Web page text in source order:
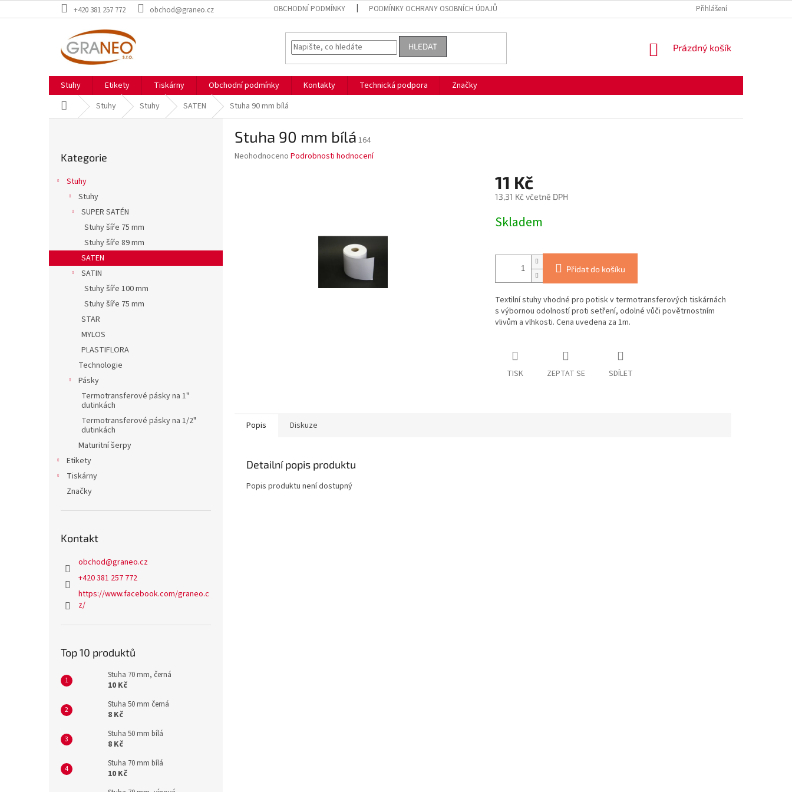
na
+420 381 257 772 obchod@graneo.cz OBCHODNÍ PODMÍNKY PODMÍNKY OCHRANY OSOBNÍCH ÚDAJŮ Přihlášení
HLEDAT
NÁKUPNÍ
Prázdný košík
Stuhy Etikety Tiskárny Obchodní podmínky Kontakty Technická podpora
Značky
Domů Stuhy Stuhy SATEN Stuha 90 mm bílá
a
n
kategorie
Kategorie
Stuhy
Stuhy
SUPER SATÉN
Stuhy šíře 75 mm
Stuhy šíře 89 mm
SATEN
SATIN
Stuhy šíře 100 mm
Stuhy šíře 75 mm
STAR
MYLOS
PLASTIFLORA
Technologie
Pásky
Termotransferové pásky na 1"
dutinkách
Termotransferové pásky na 1/2"
dutinkách
Maturitní šerpy
Etikety
Tiskárny
Značky
Kontakt
obchod@graneo.cz
+420 381 257 772
https://www.facebook.com/graneo.c
z/
Top 10 produktů
Stuha 70 mm, černá
10 Kč
Stuha 50 mm černá
8 Kč
Stuha 50 mm bílá
8 Kč
Stuha 70 mm bílá
10 Kč
Stuha 90 mm bílá 164
Průměrné
Neohodnoceno Podrobnosti hodnocení
11 Kč
13,31 Kč včetně DPH
cena:
Skladem
Přidat do košíku
Textilní stuhy vhodné pro potisk v termotransferových tiskárnách
s výbornou odolností proti setření, odolné vůči povětrnostním
vlivům a vlhkosti. Cena uvedena za 1m.
TISK ZEPTAT SE SDÍLET
Popis Diskuze
Detailní popis produktu
Popis produktu není dostupný